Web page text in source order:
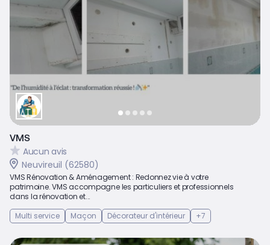
VMS
Aucun avis
Neuvireuil (62580)
VMS Rénovation & Aménagement : Redonnez vie à votre
patrimoine. VMS accompagne les particuliers et professionnels
dans la rénovation et...
Multi service
Maçon Décorateur d'intérieur +7